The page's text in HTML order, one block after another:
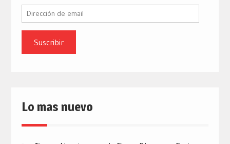
Dirección
email
Lo mas nuevo